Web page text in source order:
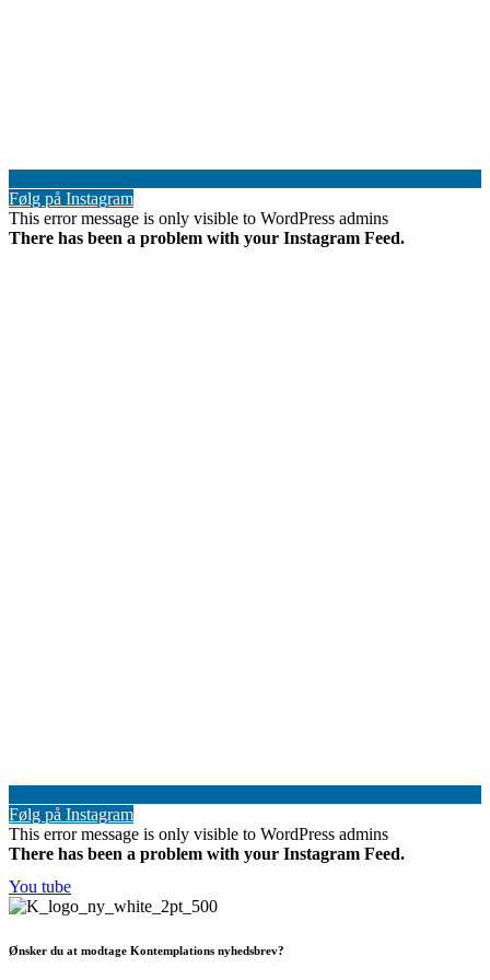
Følg på Instagram
This error message is only visible to WordPress admins
There has been a problem with your Instagram Feed.
Følg på Instagram
This error message is only visible to WordPress admins
There has been a problem with your Instagram Feed.
You tube
Ønsker du at modtage Kontemplations nyhedsbrev?